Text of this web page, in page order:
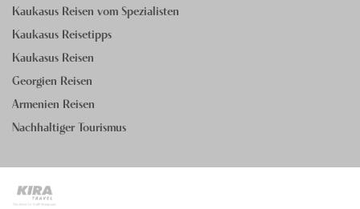
Kaukasus Reisen vom Spezialisten
Kaukasus Reisetipps
Kaukasus Reisen
Georgien Reisen
Armenien Reisen
Nachhaltiger Tourismus